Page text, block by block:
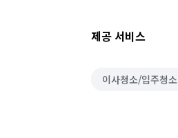
제공 서비스
이사청소/입주청소